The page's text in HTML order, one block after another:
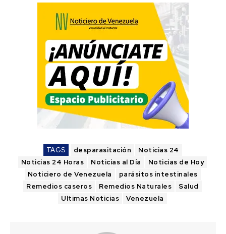
TAGS desparasitación
Noticias 24
Noticias 24 Horas
Noticias al Día
Noticias de Hoy
Noticiero de Venezuela
parásitos intestinales
Remedios caseros
Remedios Naturales
Salud
Ultimas Noticias
Venezuela